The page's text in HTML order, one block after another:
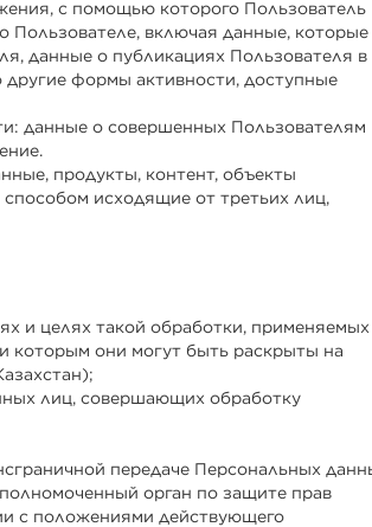
с помощью которого Пользователь
Пользователе, включая данные, которые
данные о публикациях Пользователя в
формы активности, доступные
данные о совершенных Пользователям
продукты, контент, объекты
исходящие от третьих лиц,
и целях такой обработки, применяемых
которым они могут быть раскрыты на
лиц, совершающих обработку
передаче Персональных
орган по защите прав
с положениями действующего